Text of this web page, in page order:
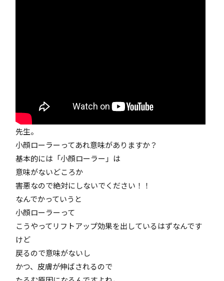
先生。
小顔ローラーってあれ意味がありますか？
基本的には「小顔ローラー」は
意味がないどころか
害悪なので絶対にしないでください！！
なんでかっていうと
小顔ローラーって
こうやってリフトアップ効果を出しているはずなんです
けど
戻るので意味がないし
かつ、皮膚が伸ばされるので